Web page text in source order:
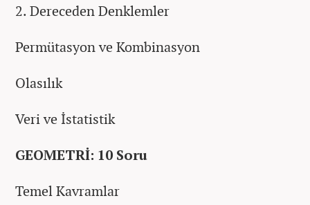
2. Dereceden Denklemler
Permütasyon ve Kombinasyon
Olasılık
Veri ve İstatistik
GEOMETRİ: 10 Soru
Temel Kavramlar